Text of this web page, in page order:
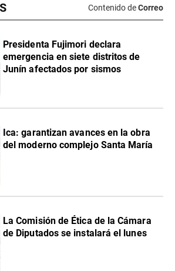
Contenido deCorreo
Presidenta Fujimori declara
emergencia en siete distritos de
Junín afectados por sismos
Ica: garantizan avances en la obra
del moderno complejo Santa María
La Comisión de Ética de la Cámara
de Diputados se instalará el lunes